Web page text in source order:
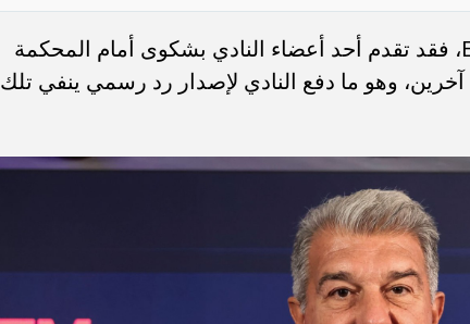
وبحسب ما نشرته صحيفة El Periódico، فقد تقدم أحد أعضاء النادي بشكوى أمام المحكمة
آخرين، وهو ما دفع النادي لإصدار رد رسمي ينفي تلك